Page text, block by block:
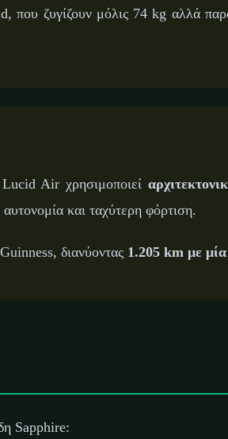
που ζυγίζουν μόλις 74 kg αλλά
Air χρησιμοποιεί
και ταχύτερη φόρτιση.
διανύοντας 1.205 km με
Sapphire: